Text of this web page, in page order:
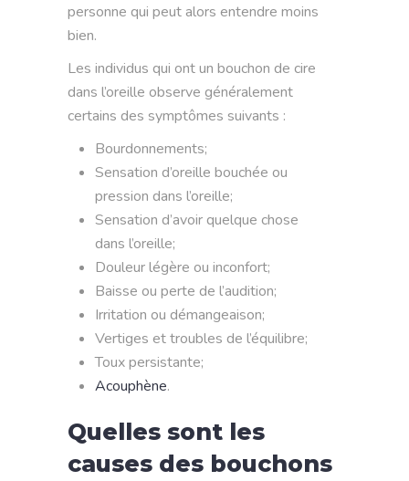
personne qui peut alors entendre moins
bien.
Les individus qui ont un bouchon de cire
dans l’oreille observe généralement
certains des symptômes suivants :
Bourdonnements;
Sensation d’oreille bouchée ou
pression dans l’oreille;
Sensation d’avoir quelque chose
dans l’oreille;
Douleur légère ou inconfort;
Baisse ou perte de l’audition;
Irritation ou démangeaison;
Vertiges et troubles de l’équilibre;
Toux persistante;
Acouphène.
Quelles sont les
causes des bouchons